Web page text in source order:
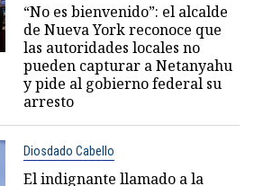
“No es bienvenido”: el alcalde
de Nueva York reconoce que
las autoridades locales no
pueden capturar a Netanyahu
y pide al gobierno federal su
arresto
Diosdado Cabello
El indignante llamado a la